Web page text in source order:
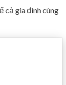
cả gia đình cùng